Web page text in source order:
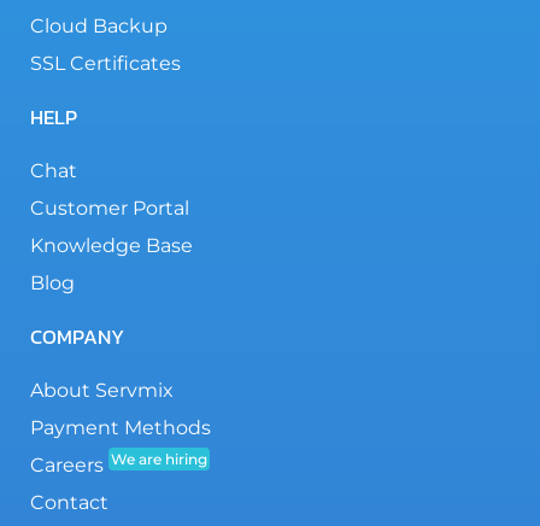
Cloud Backup
SSL Certificates
HELP
Chat
Customer Portal
Knowledge Base
Blog
COMPANY
About Servmix
Payment Methods
Careers We are hiring
Contact